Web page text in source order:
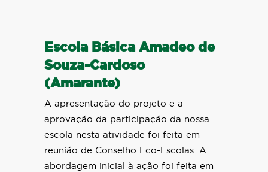
Escola Básica Amadeo de
Souza-Cardoso
(Amarante)
A apresentação do projeto e a
aprovação da participação da nossa
escola nesta atividade foi feita em
reunião de Conselho Eco-Escolas. A
abordagem inicial à ação foi feita em